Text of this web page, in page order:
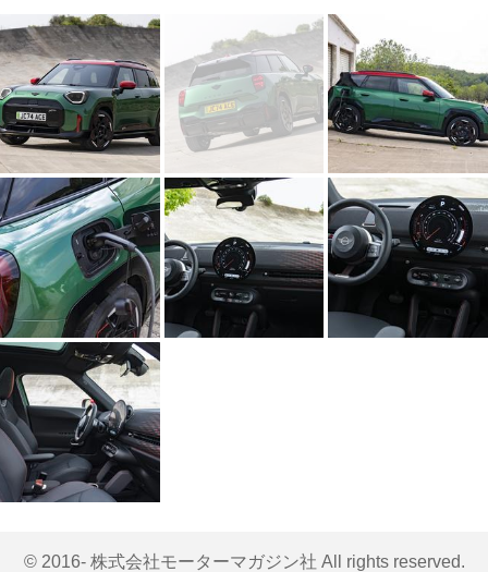
© 2016- 株式会社モーターマガジン社 All rights reserved.